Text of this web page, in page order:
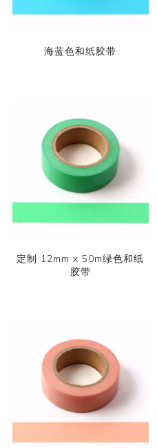
海蓝色和纸胶带
定制 12mm x 50m绿色和纸
胶带